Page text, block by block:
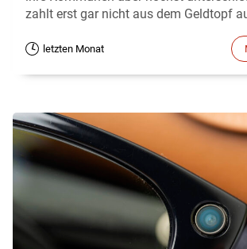
zahlt erst gar nicht aus dem Geldtopf
letzten Monat